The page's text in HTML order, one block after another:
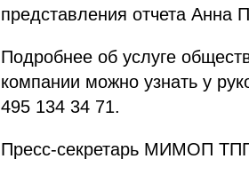
представления отчета Анна
Подробнее об услуге
компании можно узнать у
495 134 34 71.
Пресс-секретарь МИМОП